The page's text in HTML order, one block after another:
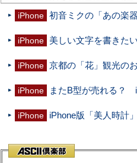
iPhone 初音ミクの「あの楽
iPhone 美しい文字を書きた
iPhone 京都の「花」観光の
iPhone またB型が売れる？
iPhone iPhone版「美人時計